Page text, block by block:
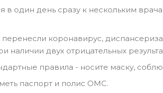
в один день сразу к нескольким
коронавирус,
наличии двух отрицательных
правила - носите маску,
паспорт и полис ОМС.